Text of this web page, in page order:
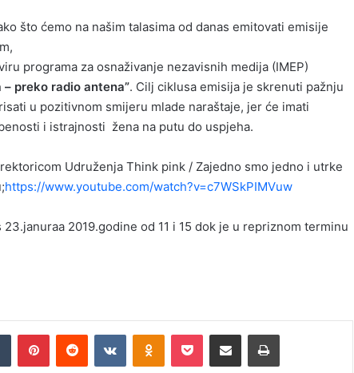
što ćemo na našim talasima od danas emitovati emisije
programa za osnaživanje nezavisnih medija (IMEP)
– preko radio antena”. Cilj ciklusa emisija je skrenuti pažnju
u pozitivnom smijeru mlade naraštaje, jer će imati
i istrajnosti žena na putu do uspjeha.
Udruženja Think pink / Zajedno smo jedno i utrke
https://www.youtube.com/watch?v=c7WSkPIMVuw
2019.godine od 11 i 15 dok je u repriznom terminu
Tumblr PinterestReddit VKontakteOdnoklassniki
Pocket Podijeli putem Emaila Print